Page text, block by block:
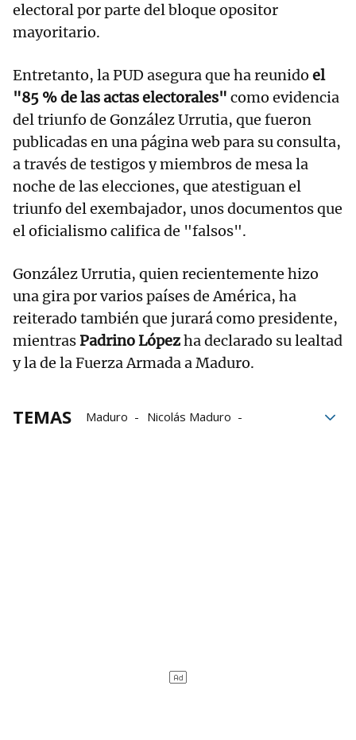
electoral por parte del bloque opositor
mayoritario.
Entretanto, la PUD asegura que ha reunido el
"85 % de las actas electorales" como evidencia
del triunfo de González Urrutia, que fueron
publicadas en una página web para su consulta,
a través de testigos y miembros de mesa la
noche de las elecciones, que atestiguan el
triunfo del exembajador, unos documentos que
el oficialismo califica de "falsos".
González Urrutia, quien recientemente hizo
una gira por varios países de América, ha
reiterado también que jurará como presidente,
mientrasPadrino Lópezha declarado su lealtad
y la de la Fuerza Armada a Maduro.
TEMAS Maduro
Nicolás Maduro